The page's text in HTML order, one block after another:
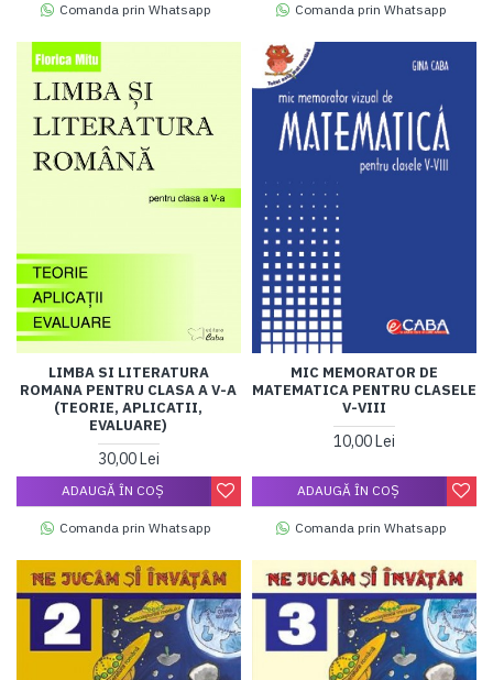
Comanda prin Whatsapp Comanda prin Whatsapp
LIMBA SI LITERATURA
ROMANA PENTRU CLASA A V-A
(TEORIE, APLICATII,
EVALUARE)
30,00 Lei
ADAUGĂ ÎN COŞ
Comanda prin Whatsapp
MIC MEMORATOR DE
MATEMATICA PENTRU CLASELE
V-VIII
10,00 Lei
ADAUGĂ ÎN COŞ
Comanda prin Whatsapp